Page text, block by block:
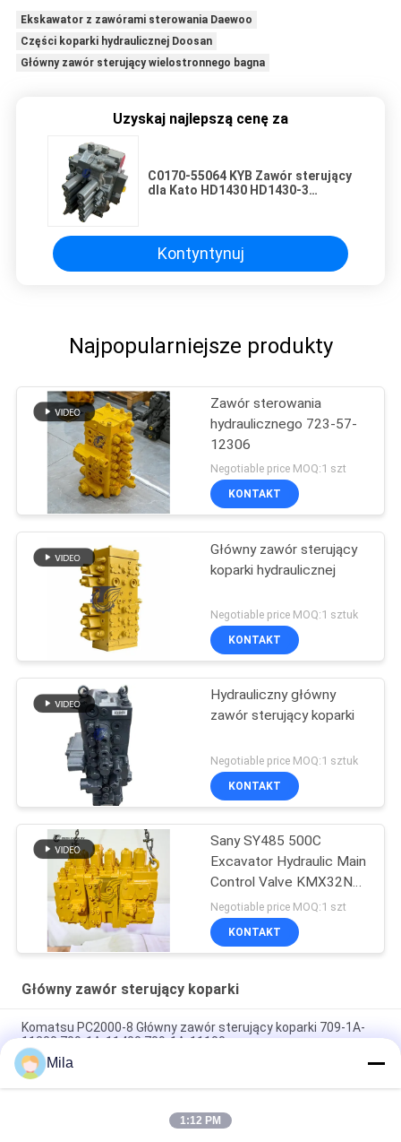
Ekskawator z zawórami sterowania Daewoo
Części koparki hydraulicznej Doosan
Główny zawór sterujący wielostronnego bagna
Uzyskaj najlepszą cenę za
C0170-55064 KYB Zawór sterujący
dla Kato HD1430 HD1430-3
Kontyntynuj
Najpopularniejsze produkty
Zawór sterowania
hydraulicznego 723-57-
12306
Negotiable price MOQ:1 szt
KONTAKT
Główny zawór sterujący
koparki hydraulicznej
Negotiable price MOQ:1 sztuk
KONTAKT
Hydrauliczny główny
zawór sterujący koparki
Negotiable price MOQ:1 sztuk
KONTAKT
Sany SY485 500C
Excavator Hydraulic Main
Control Valve KMX32NA
High Quality
Negotiable price MOQ:1 szt
KONTAKT
Główny zawór sterujący koparki
Komatsu PC2000-8 Główny zawór sterujący koparki 709-1A-
11300 709-1A-11400 709-1A-11100
PC160LC-7 PC160-7 Wynęgarka z zawórami sterującymi
Komatsu, 723-57-16100 Główne części wykopalni
VOE14541591 Główny zawór sterujący koparki dla Volvo
Mila
1:12 PM